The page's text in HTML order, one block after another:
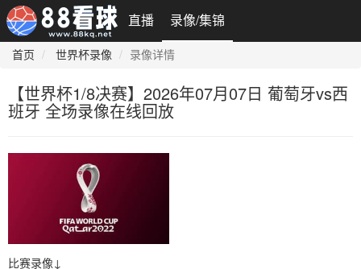
直播 录像/集锦
首页 世界杯录像 录像详情
【世界杯1/8决赛】2026年07月07日 葡萄牙vs西
班牙 全场录像在线回放
比赛录像↓